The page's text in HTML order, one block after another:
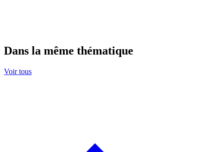
Dans la même thématique
Voir tous